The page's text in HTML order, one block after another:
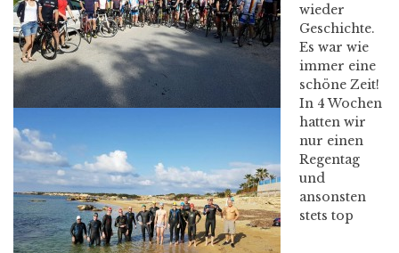
wieder
Geschichte.
Es war wie
immer eine
schöne Zeit!
In 4 Wochen
hatten wir
nur einen
Regentag
und
ansonsten
stets top